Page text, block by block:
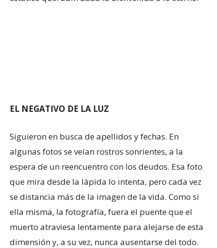
EL NEGATIVO DE LA LUZ
Siguieron en busca de apellidos y fechas. En
algunas fotos se veían rostros sonrientes, a la
espera de un reencuentro con los deudos. Esa foto
que mira desde la lápida lo intenta, pero cada vez
se distancia más de la imagen de la vida. Como si
ella misma, la fotografía, fuera el puente que el
muerto atraviesa lentamente para alejarse de esta
dimensión y, a su vez, nunca ausentarse del todo.